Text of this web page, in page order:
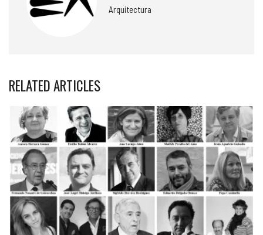
Arquitectura
RELATED ARTICLES